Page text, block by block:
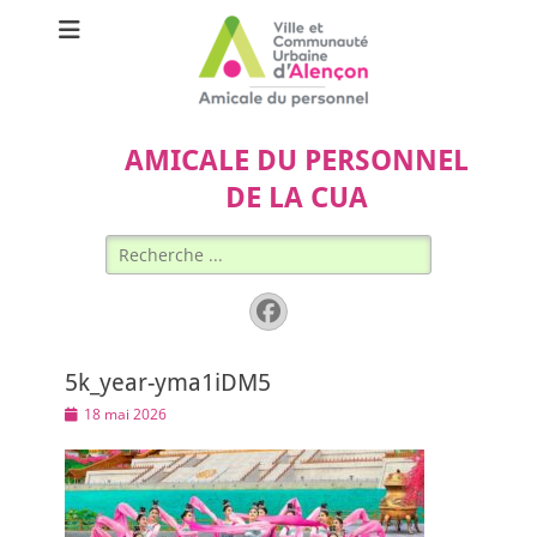
AMICALE DU PERSONNEL
DE LA CUA
Rechercher :
Facebook
5k_year-yma1iDM5
Posted18 mai 2026